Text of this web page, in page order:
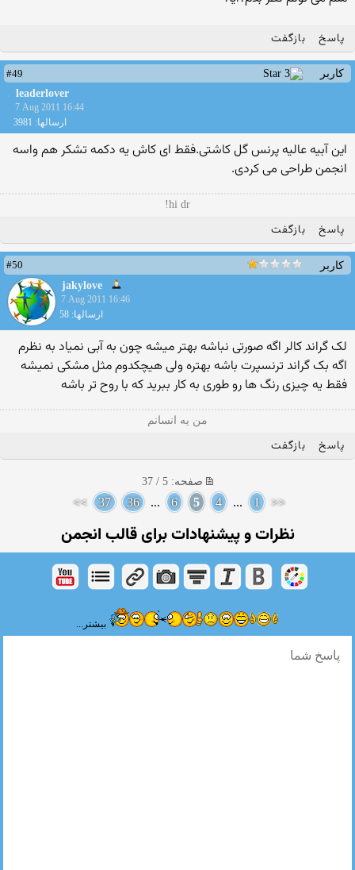
پاسخ بازگفت
کاربر
#49
leaderlover
7 Aug 2011 16:44
ارسالها: 3981
این آبیه عالیه پرنس گل کاشتی.فقط ای کاش یه دکمه تشکر هم واسه
انجمن طراحی می کردی.
hi dr!
پاسخ بازگفت
کاربر
#50
jakylove
7 Aug 2011 16:46
ارسالها: 58
لک گراند کالر اگه صورتی نباشه بهتر میشه چون به آبی نمیاد به نظرم
اگه بک گراند ترنسپرت باشه بهتره ولی هیچکدوم مثل مشکی نمیشه
فقط یه چیزی رنگ ها رو طوری به کار ببرید که با روح تر باشه
من یه انسانم
پاسخ بازگفت
صفحه: 5 / 37
<<
1
...
4
5
6
...
36
37
>>
نظرات و پیشنهادات برای قالب انجمن
بیشتر...